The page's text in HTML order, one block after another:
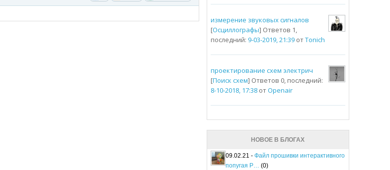
измерение звуковых сигналов
[Осциллографы] Ответов 1,
последний: 9-03-2019, 21:39отTonich
проектирование схем электрич
[Поиск схем] Ответов 0, последний:
8-10-2018, 17:38отOpenair
НОВОЕ В БЛОГАХ
09.02.21 - Файл прошивки интерактивного
попугая P… (0)